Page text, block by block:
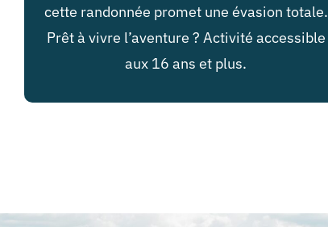
cette randonnée promet une évasion totale.
Prêt à vivre l’aventure ? Activité accessible
aux 16 ans et plus.